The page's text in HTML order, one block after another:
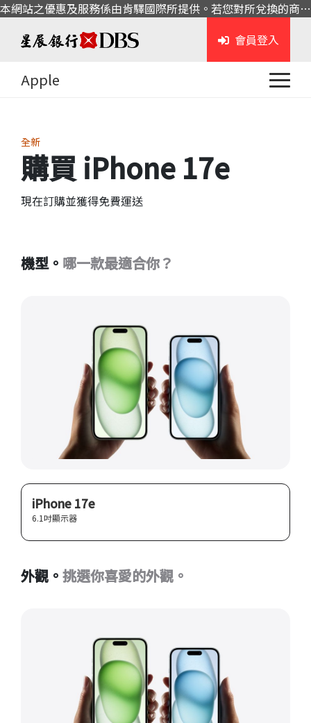
本網站之優惠及服務係由肯驛國際所提供。若您對所兌換的商品或服務有任何問題，請與肯驛國際聯繫。
會員登入
Apple
全新
購買 iPhone 17e
現在訂購並獲得免費運送
機型。 哪一款最適合你？
iPhone 17e
6.1吋顯示器
外觀。 挑選你喜愛的外觀。